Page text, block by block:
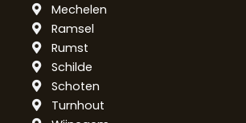
Mechelen
Ramsel
Rumst
Schilde
Schoten
Turnhout